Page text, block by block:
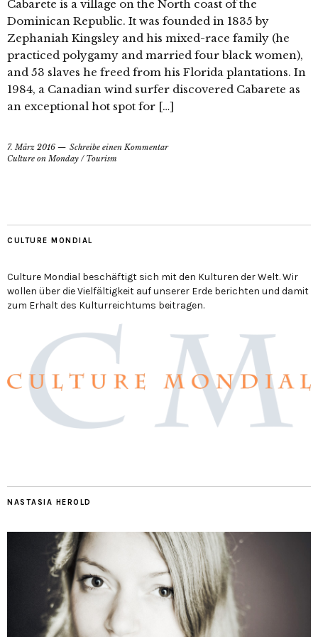
Cabarete is a village on the North coast of the
Dominican Republic. It was founded in 1835 by
Zephaniah Kingsley and his mixed-race family (he
practiced polygamy and married four black women),
and 53 slaves he freed from his Florida plantations. In
1984, a Canadian wind surfer discovered Cabarete as
an exceptional hot spot for […]
7. März 2016
Schreibe einen Kommentar
Culture on Monday / Tourism
CULTURE MONDIAL
Culture Mondial beschäftigt sich mit den Kulturen der Welt. Wir
wollen über die Vielfältigkeit auf unserer Erde berichten und damit
zum Erhalt des Kulturreichtums beitragen.
NASTASIA HEROLD